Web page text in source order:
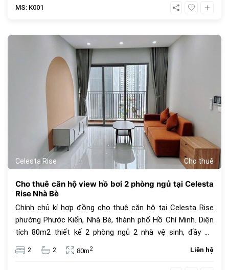
tiện nghi, cao cấp mang tiêu chuẩn của một căn hộ
hồ bơi cho trẻ trên 5 tuổi, khu BBQ, khu cấm trại, sân
tennis, sân bóng rổ, sân golf mini, khu tắm hơi, Jacuzzi,
khu hát karaoke, trung tâm Gym và Yoga, công viên cho
thú cưng, khu chiếu phim ngoài trời, khu nhà trên cây, khu
MS: K001
Celesta Rise Cho thuê
Cho thuê căn hộ view hồ bơi 2 phòng ngủ tại Celesta
Rise Nhà Bè
Chính chủ kí hợp đồng cho thuê căn hộ tại Celesta Rise
phường Phước Kiển, Nhà Bè, thành phố Hồ Chí Minh. Diện
tích 80m2 thiết kế 2 phòng ngủ 2 nhà vệ sinh, đầy đủ
trang thiết bị nội thất cao cấp, view hồ bơi đẹp, giá thuê
15 triệu. Tiện ích dự án Celesta Rise mang lại dành cho cư
2 2 80m2 Liên hệ